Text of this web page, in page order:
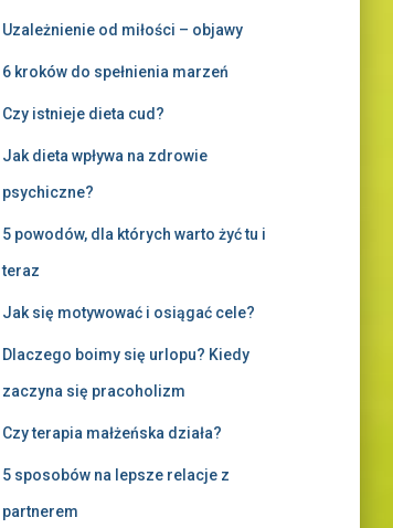
Uzależnienie od miłości – objawy
6 kroków do spełnienia marzeń
Czy istnieje dieta cud?
Jak dieta wpływa na zdrowie
psychiczne?
5 powodów, dla których warto żyć tu i
teraz
Jak się motywować i osiągać cele?
Dlaczego boimy się urlopu? Kiedy
zaczyna się pracoholizm
Czy terapia małżeńska działa?
5 sposobów na lepsze relacje z
partnerem